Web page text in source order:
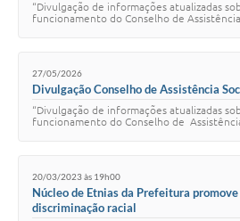
“Divulgação de informações atualizadas
funcionamento do Conselho de Assistência
27/05/2026
Divulgação Conselho de Assistência
“Divulgação de informações atualizadas
funcionamento do Conselho de
20/03/2023 às 19h00
Núcleo de Etnias da Prefeitura
discriminação racial